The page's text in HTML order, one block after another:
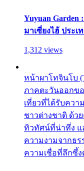
Yuyuan
มาเซี่ยงไฮ้ ประเ
1,312 views
หน้าผาโทจินโบ
ภาคตะวันออกข
เที่ยวที่ได้รับคว
ชาวต่างชาติ ด้ว
ทิวทัศน์ที่น่าทึ่ง แ
ความงามจากธร
ความเชื่อที่ลึกซึ้ง